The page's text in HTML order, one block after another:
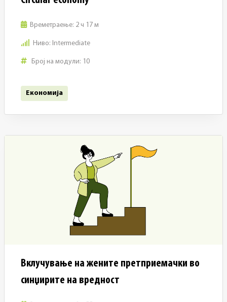
Времетраење: 2 ч 17 м
Ниво: Intermediate
Број на модули: 10
Економија
Вклучување на жените претприемачки во
синџирите на вредност